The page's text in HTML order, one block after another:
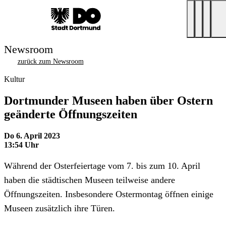
Newsroom
zurück zum Newsroom
Kultur
Dortmunder Museen haben über Ostern
geänderte Öffnungszeiten
Do 6. April 2023
13:54 Uhr
Während der Osterfeiertage vom 7. bis zum 10. April
haben die städtischen Museen teilweise andere
Öffnungszeiten. Insbesondere Ostermontag öffnen einige
Museen zusätzlich ihre Türen.